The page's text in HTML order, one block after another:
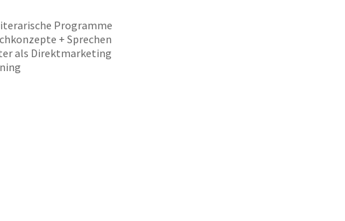
Programme
+ Sprechen
als Direktmarketing